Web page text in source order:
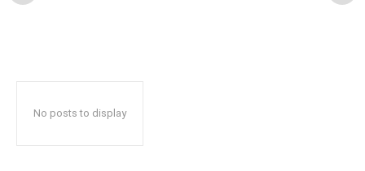
No posts to display